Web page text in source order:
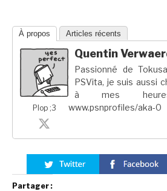
À propos Articles récents
Plop ;3
Quentin
Passionné de
PSVita, je suis aussi
à mes
www.psnprofiles/aka-0
Partager :